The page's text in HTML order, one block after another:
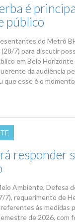
é
público
do Metrô
7) para discutir
em Belo
da audiência
que esse é o momento
responder
Ambiente, Defesa
7), requerimento de
às medidas
de 2026, com